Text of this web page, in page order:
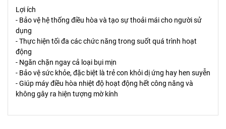
Lợi ích
- Bảo vệ hệ thống điều hòa và tạo sự thoải mái cho người sử
dụng
- Thực hiện tối đa các chức năng trong suốt quá trình hoạt
động
- Ngăn chặn ngay cả loại bụi mịn
- Bảo vệ sức khỏe, đặc biệt là trẻ con khỏi dị ứng hay hen suyễn
- Giúp máy điều hòa nhiệt độ hoạt động hết công năng và
không gây ra hiện tượng mờ kính